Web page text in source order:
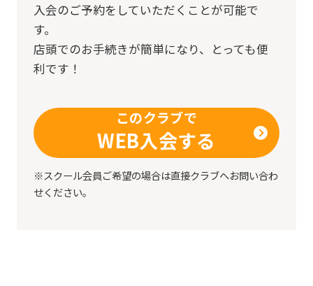
入会のご予約をしていただくことが可能で
す。
店頭でのお手続きが簡単になり、とっても便
利です！
このクラブで
WEB入会する
※スクール会員ご希望の場合は直接クラブへお問い合わ
せください。